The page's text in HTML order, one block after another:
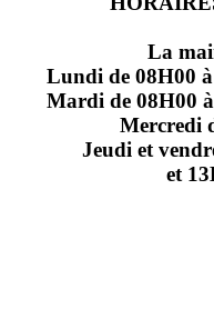
La
Lundi de 08H00
Mardi de 08H00
Mercredi
Jeudi et
et